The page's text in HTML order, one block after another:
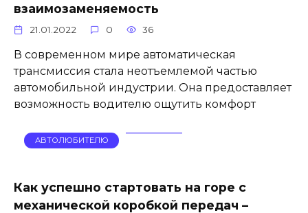
взаимозаменяемость
21.01.2022 0 36
В современном мире автоматическая
трансмиссия стала неотъемлемой частью
автомобильной индустрии. Она предоставляет
возможность водителю ощутить комфорт
АВТОЛЮБИТЕЛЮ
Как успешно стартовать на горе с
механической коробкой передач –